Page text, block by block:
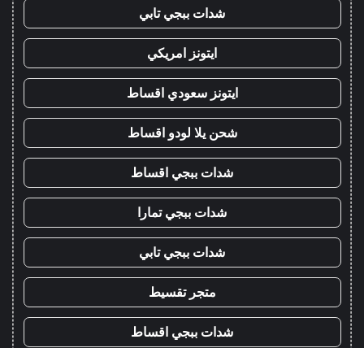
شدات ببجي تابي
ايتونز امريكي
ايتونز سعودي اقساط
شحن يلا لودو اقساط
شدات ببجي اقساط
شدات ببجي تمارا
شدات ببجي تابي
متجر تقسيط
شدات ببجي اقساط